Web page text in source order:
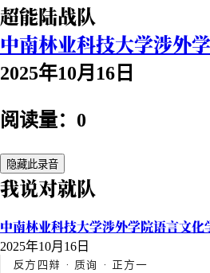
超能陆战队
中南林业科技大学涉外
2025年10月16日
阅读量：0
隐藏此录音
我说对就队
中南林业科技大学涉外学院语言文化
2025年10月16日
反方四辩 · 质询 · 正方一